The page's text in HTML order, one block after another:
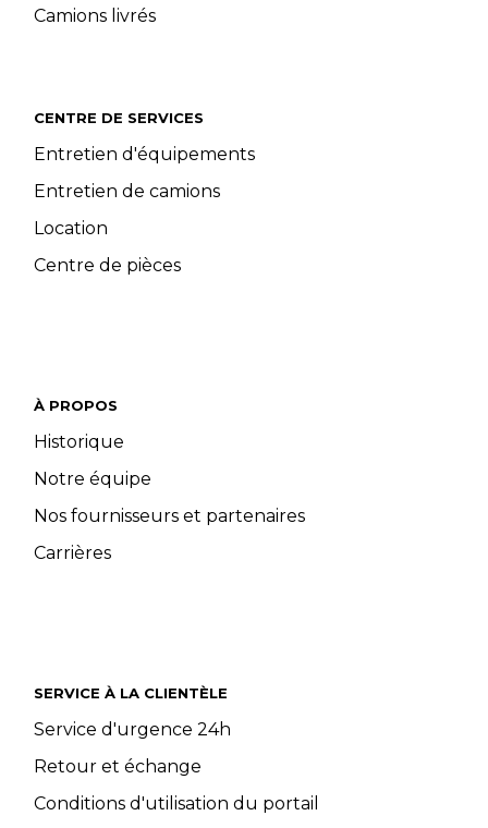
Camions livrés
CENTRE DE SERVICES
Entretien d'équipements
Entretien de camions
Location
Centre de pièces
À PROPOS
Historique
Notre équipe
Nos fournisseurs et partenaires
Carrières
SERVICE À LA CLIENTÈLE
Service d'urgence 24h
Retour et échange
Conditions d'utilisation du portail